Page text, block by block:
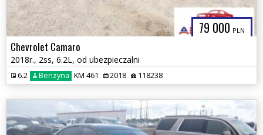
79 000 PLN
Chevrolet Camaro
2018r., 2ss, 6.2L, od ubezpieczalni
6.2 Benzyna KM 461 2018 118238